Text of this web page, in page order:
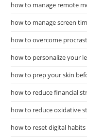
how to manage remote
how to manage screen
how to overcome
how to personalize your
how to prep your skin
how to reduce financial
how to reduce oxidative
how to reset digital habits